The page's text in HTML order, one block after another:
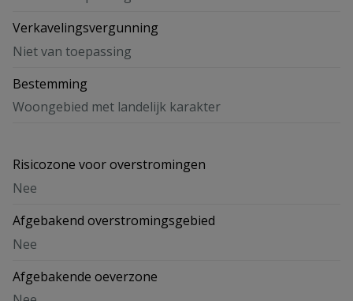
Verkavelingsvergunning
Niet van toepassing
Bestemming
Woongebied met landelijk karakter
Risicozone voor overstromingen
Nee
Afgebakend overstromingsgebied
Nee
Afgebakende oeverzone